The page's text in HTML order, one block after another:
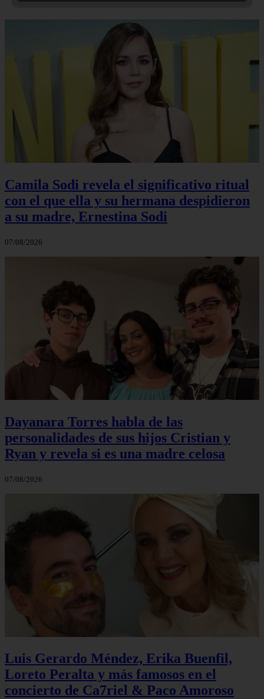
Camila Sodi revela el significativo ritual
con el que ella y su hermana despidieron
a su madre, Ernestina Sodi
07/08/2026
Dayanara Torres habla de las
personalidades de sus hijos Cristian y
Ryan y revela si es una madre celosa
07/08/2026
Luis Gerardo Méndez, Erika Buenfil,
Loreto Peralta y más famosos en el
concierto de Ca7riel & Paco Amoroso